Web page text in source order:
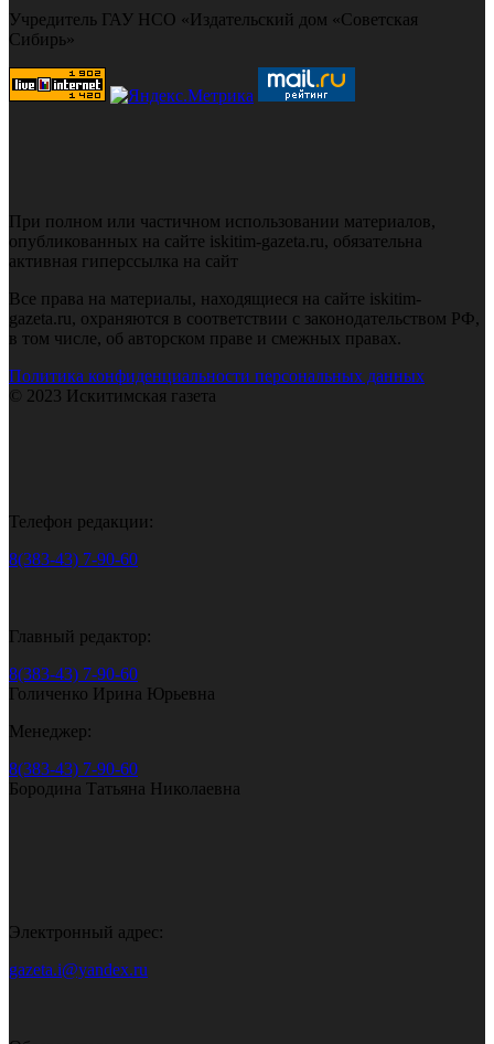
Учредитель ГАУ НСО «Издательский дом «Советская
Сибирь»
При полном или частичном использовании материалов,
опубликованных на сайте iskitim-gazeta.ru, обязательна
активная гиперссылка на сайт
Все права на материалы, находящиеся на сайте iskitim-
gazeta.ru, охраняются в соответствии с законодательством РФ,
в том числе, об авторском праве и смежных правах.
Политика конфиденциальности персональных данных
© 2023 Искитимская газета
Телефон редакции:
8(383-43) 7-90-60
Главный редактор:
8(383-43) 7-90-60
Голиченко Ирина Юрьевна
Менеджер:
8(383-43) 7-90-60
Бородина Татьяна Николаевна
Электронный адрес:
gazeta.i@yandex.ru